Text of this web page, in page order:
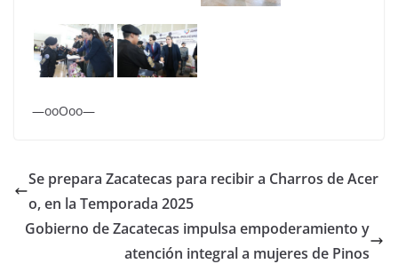
—ooOoo—
Se prepara Zacatecas para recibir a Charros de Acer
o, en la Temporada 2025
Gobierno de Zacatecas impulsa empoderamiento y
atención integral a mujeres de Pinos